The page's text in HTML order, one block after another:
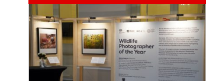
03 Ağustos 2026 Pazartesi
Yıldırım Gündoğdu
HAVVA’NIN ÜÇ KIZI
09 Temmuz 2026 Perşembe